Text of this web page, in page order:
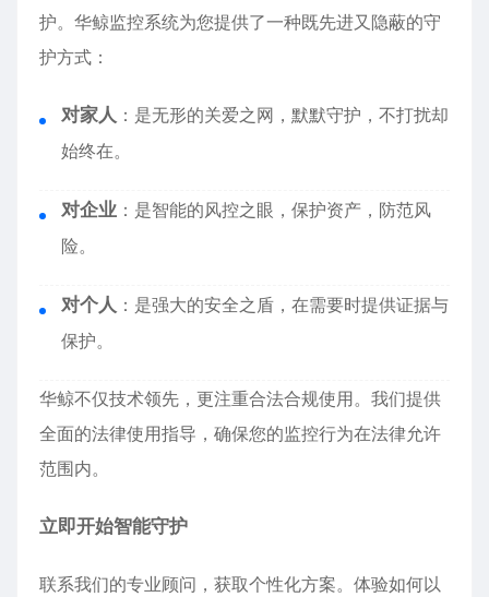
护。华鲸监控系统为您提供了一种既先进又隐蔽的守
护方式：
对家人 ：是无形的关爱之网，默默守护，不打扰却
始终在。
对企业 ：是智能的风控之眼，保护资产，防范风
险。
对个人 ：是强大的安全之盾，在需要时提供证据与
保护。
华鲸不仅技术领先，更注重合法合规使用。我们提供
全面的法律使用指导，确保您的监控行为在法律允许
范围内。
立即开始智能守护
联系我们的专业顾问，获取个性化方案。体验如何以